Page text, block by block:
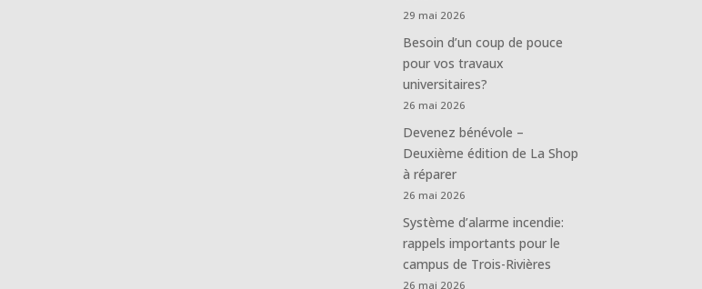
29 mai 2026
Besoin d’un coup de pouce
pour vos travaux
universitaires?
26 mai 2026
Devenez bénévole –
Deuxième édition de La Shop
à réparer
26 mai 2026
Système d’alarme incendie:
rappels importants pour le
campus de Trois-Rivières
26 mai 2026